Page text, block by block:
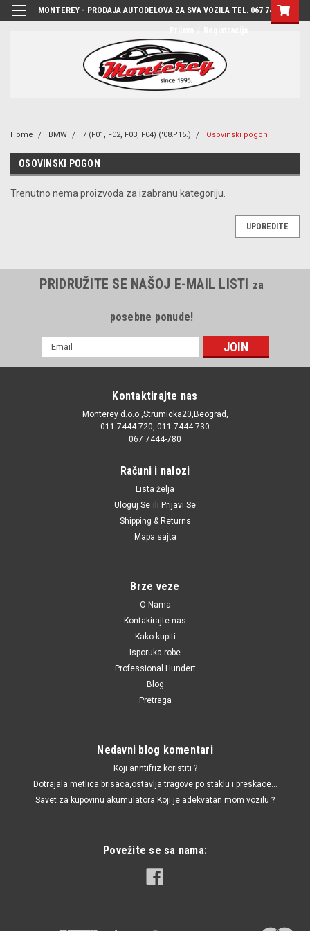
MONTEREY - PRODAJA AUTODELOVA ZA SVA VOZILA TEL. 067 7444-780
Home BMW 7 (F01, F02, F03, F04) ('08.-'15.) Osovinski pogon
OSOVINSKI POGON
Trenutno nema proizvoda za izabranu kategoriju.
UPOREDITE
PRIDRUŽITE SE NAŠOJ E-MAIL LISTI za
posebne ponude!
mail
Kontaktirajte nas
Monterey d.o.o.,Strumicka20,Beograd,
011 7444-720, 011 7444-730
067 7444-780
Računi i nalozi
Lista želja
Uloguj Se ili Prijavi Se
Shipping & Returns
Mapa sajta
Brze veze
O Nama
Kontakirajte nas
Kako kupiti
Isporuka robe
Professional Hundert
Blog
Pretraga
Nedavni blog komentari
Koji anntifriz koristiti ?
Dotrajala metlica brisaca,ostavlja tragove po staklu i preskace...
Savet za kupovinu akumulatora.Koji je adekvatan mom vozilu ?
Povežite se sa nama: